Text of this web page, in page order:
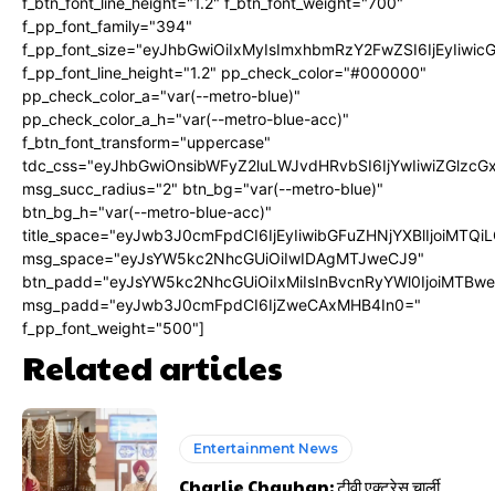
f_pp_font_family="394"
f_pp_font_line_height="1.2" pp_check_color="#000000"
pp_check_color_a="var(--metro-blue)"
pp_check_color_a_h="var(--metro-blue-acc)"
f_btn_font_transform="uppercase"
msg_succ_radius="2" btn_bg="var(--metro-blue)"
btn_bg_h="var(--metro-blue-acc)"
msg_space="eyJsYW5kc2NhcGUiOiIwIDAgMTJweCJ9"
msg_padd="eyJwb3J0cmFpdCI6IjZweCAxMHB4In0="
f_pp_font_weight="500"]
Related articles
Entertainment News
Charlie Chauhan: टीवी एक्ट्रेस चार्ली